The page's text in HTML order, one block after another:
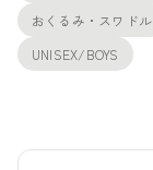
おくるみ・スワドル
UNISEX/BOYS